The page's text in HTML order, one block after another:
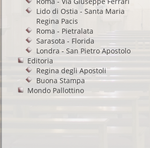
Lido di Ostia - Santa Maria
Regina Pacis
Roma - Pietralata
Sarasota - Florida
Londra - San Pietro Apostolo
Editoria
Regina degli Apostoli
Buona Stampa
Mondo Pallottino